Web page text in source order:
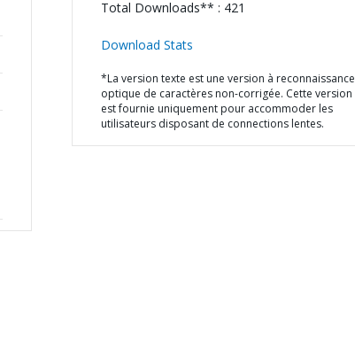
Total Downloads** : 421
Download Stats
*La version texte est une version à reconnaissance
optique de caractères non-corrigée. Cette version
est fournie uniquement pour accommoder les
utilisateurs disposant de connections lentes.